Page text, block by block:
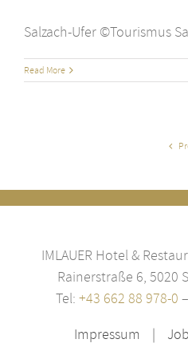
Salzach-Ufer ©Tourismus
Read More
IMLAUER Hotel &
Rainerstraße 6, 5020
Tel: +43 662 88 978-0 –
Impressum